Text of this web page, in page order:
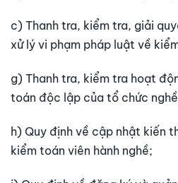
c) Thanh tra, kiểm tra, giải
xử lý vi phạm pháp luật về
g) Thanh tra, kiểm tra hoạt
toán độc lập của tổ chức
h) Quy định về cập nhật kiến
kiểm toán viên hành nghề;